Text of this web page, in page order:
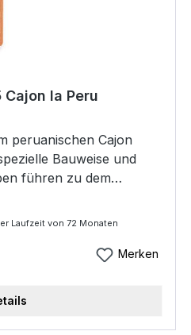
la Peru
peruanischen Cajon
Bauweise und
führen zu dem
und Snare-Sound, der
erinnert.
starke Crashtones
Laufzeit von 72 Monaten
Merken